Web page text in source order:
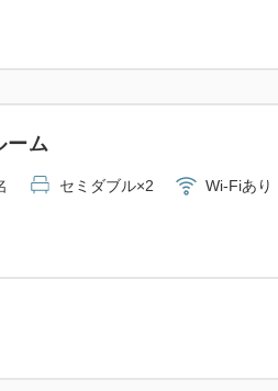
ーム
セミダブル×2 Wi-Fiあり